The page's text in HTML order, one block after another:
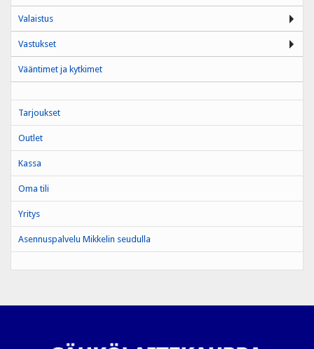
Valaistus
Vastukset
Vääntimet ja kytkimet
Tarjoukset
Outlet
Kassa
Oma tili
Yritys
Asennuspalvelu Mikkelin seudulla